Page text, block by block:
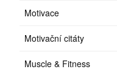
Motivace
Motivační citáty
Muscle & Fitness